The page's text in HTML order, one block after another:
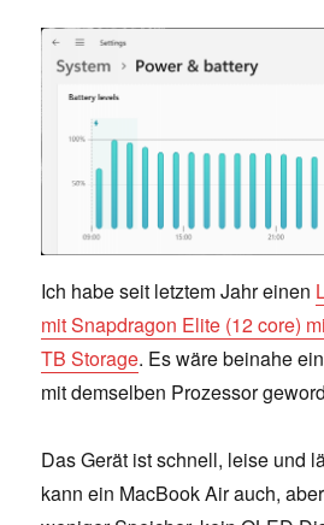
home
Ich habe seit letztem Jahr einen
mit Snapdragon Elite (12 core)
TB Storage. Es wäre beinahe
mit demselben Prozessor
Das Gerät ist schnell, leise und
kann ein MacBook Air auch,